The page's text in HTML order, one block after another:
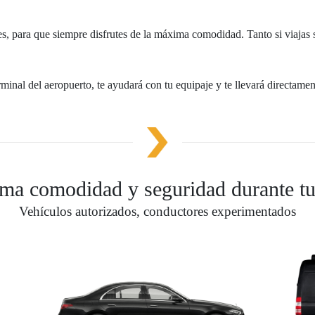
para que siempre disfrutes de la máxima comodidad. Tanto si
del aeropuerto, te ayudará con tu equipaje y te llevará
comodidad y seguridad durante
Vehículos autorizados, conductores experimentados